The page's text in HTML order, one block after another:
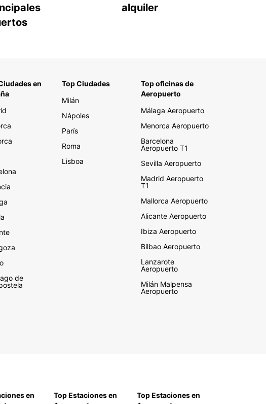
alquiler
en
de
Top Ciudades
Milán
Nápoles
París
Roma
Lisboa
Top oficinas de
Aeropuerto
Málaga Aeropuerto
Menorca Aeropuerto
Barcelona
Aeropuerto T1
Sevilla Aeropuerto
Madrid Aeropuerto
T1
Mallorca Aeropuerto
Alicante Aeropuerto
Ibiza Aeropuerto
Bilbao Aeropuerto
Lanzarote
Aeropuerto
Milán Malpensa
Aeropuerto
en
Top Estaciones en
Top Estaciones en